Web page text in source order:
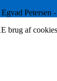
Petersen
brug af